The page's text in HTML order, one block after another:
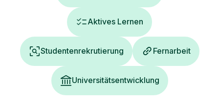
Aktives Lernen
Studentenrekrutierung Fernarbeit
Universitätsentwicklung